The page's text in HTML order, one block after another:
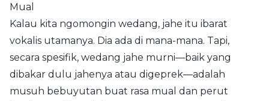
Mual
Kalau kita ngomongin wedang, jahe itu ibarat
vokalis utamanya. Dia ada di mana-mana. Tapi,
secara spesifik, wedang jahe murni—baik yang
dibakar dulu jahenya atau digeprek—adalah
musuh bebuyutan buat rasa mual dan perut